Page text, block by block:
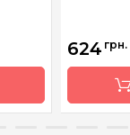
624 грн.